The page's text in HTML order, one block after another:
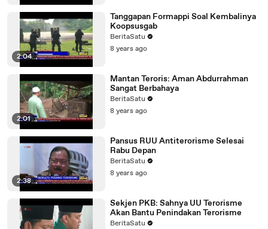
2:04
Tanggapan Formappi Soal Kembalinya
Koopsusgab
BeritaSatu
8 years ago
2:01
Mantan Teroris: Aman Abdurrahman
Sangat Berbahaya
BeritaSatu
8 years ago
2:38
Pansus RUU Antiterorisme Selesai
Rabu Depan
BeritaSatu
8 years ago
Sekjen PKB: Sahnya UU Terorisme
Akan Bantu Penindakan Terorisme
BeritaSatu